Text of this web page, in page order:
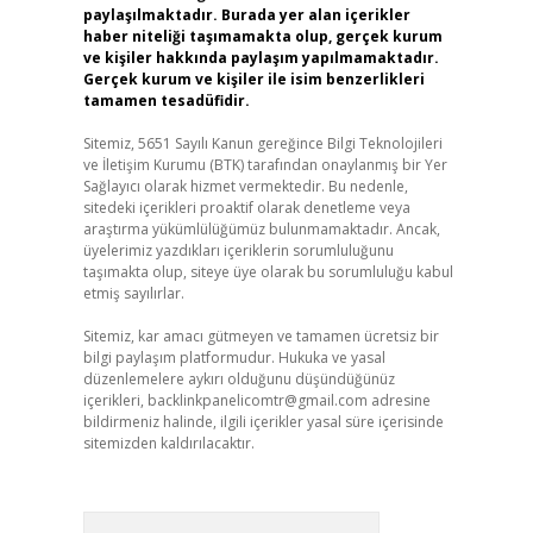
paylaşılmaktadır. Burada yer alan içerikler
haber niteliği taşımamakta olup, gerçek kurum
ve kişiler hakkında paylaşım yapılmamaktadır.
Gerçek kurum ve kişiler ile isim benzerlikleri
tamamen tesadüfidir.
Sitemiz, 5651 Sayılı Kanun gereğince Bilgi Teknolojileri
ve İletişim Kurumu (BTK) tarafından onaylanmış bir Yer
Sağlayıcı olarak hizmet vermektedir. Bu nedenle,
sitedeki içerikleri proaktif olarak denetleme veya
araştırma yükümlülüğümüz bulunmamaktadır. Ancak,
üyelerimiz yazdıkları içeriklerin sorumluluğunu
taşımakta olup, siteye üye olarak bu sorumluluğu kabul
etmiş sayılırlar.
Sitemiz, kar amacı gütmeyen ve tamamen ücretsiz bir
bilgi paylaşım platformudur. Hukuka ve yasal
düzenlemelere aykırı olduğunu düşündüğünüz
içerikleri, backlinkpanelicomtr@gmail.com adresine
bildirmeniz halinde, ilgili içerikler yasal süre içerisinde
sitemizden kaldırılacaktır.